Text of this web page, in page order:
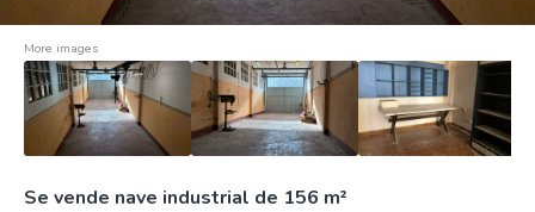
More images
Se vende nave industrial de 156 m²